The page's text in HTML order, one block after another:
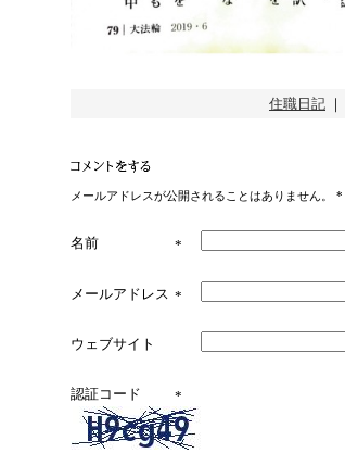
住職日記 ｜
メールアドレスが公開されることはありません。 *
名前 *
メールアドレス *
ウェブサイト
認証コード *